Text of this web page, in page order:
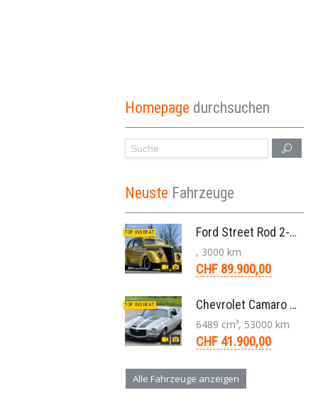
Homepage durchsuchen
Neuste Fahrzeuge
TOP INSERAT Ford Street Rod 2-Door V8 Aut. 1937
, 3000 km
CHF 89.900,00
TOP INSERAT Chevrolet Camaro SS 396 LS3 Coupe Aut. 1971
6489 cm³, 53000 km
CHF 41.900,00
Alle Fahrzeuge anzeigen